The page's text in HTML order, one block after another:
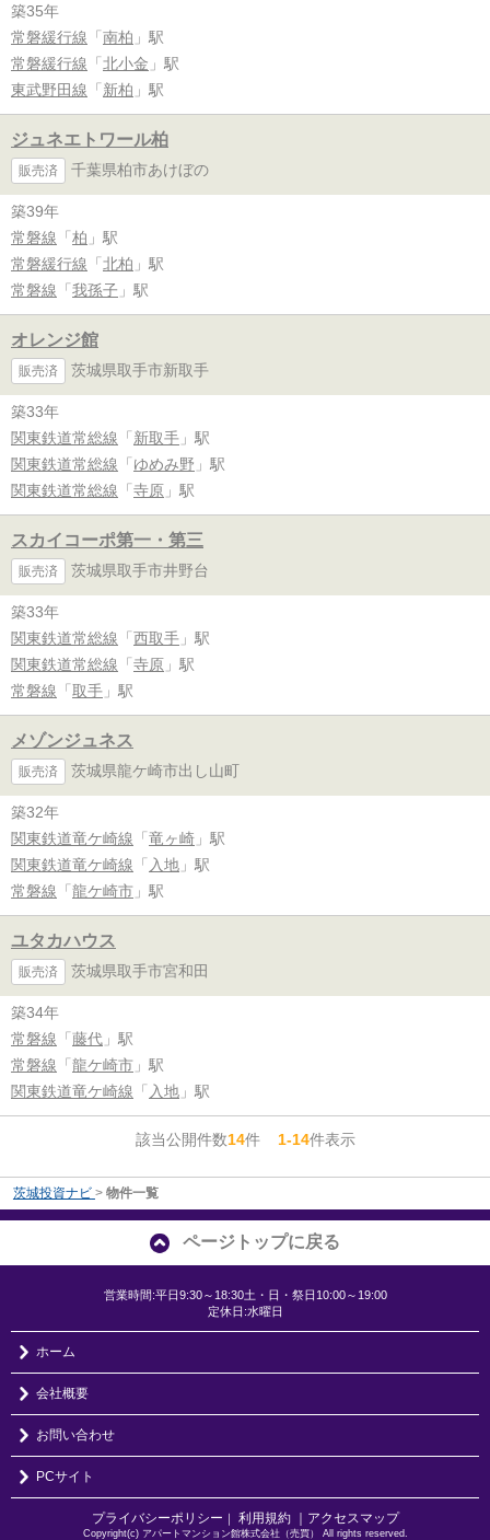
築35年
常磐緩行線 「 南柏 」駅
常磐緩行線 「 北小金 」駅
東武野田線 「 新柏 」駅
ジュネエトワール柏
販売済 千葉県柏市あけぼの
築39年
常磐線 「 柏 」駅
常磐緩行線 「 北柏 」駅
常磐線 「 我孫子 」駅
オレンジ館
販売済 茨城県取手市新取手
築33年
関東鉄道常総線 「 新取手 」駅
関東鉄道常総線 「 ゆめみ野 」駅
関東鉄道常総線 「 寺原 」駅
スカイコーポ第一・第三
販売済 茨城県取手市井野台
築33年
関東鉄道常総線 「 西取手 」駅
関東鉄道常総線 「 寺原 」駅
常磐線 「 取手 」駅
メゾンジュネス
販売済 茨城県龍ケ崎市出し山町
築32年
関東鉄道竜ケ崎線 「 竜ヶ崎 」駅
関東鉄道竜ケ崎線 「 入地 」駅
常磐線 「 龍ケ崎市 」駅
ユタカハウス
販売済 茨城県取手市宮和田
築34年
常磐線 「 藤代 」駅
常磐線 「 龍ケ崎市 」駅
関東鉄道竜ケ崎線 「 入地 」駅
該当公開件数14件1-14件表示
茨城投資ナビ > 物件一覧
ページトップに戻る
営業時間:平日9:30～18:30土・日・祭日10:00～19:00
定休日:水曜日
ホーム
会社概要
お問い合わせ
PCサイト
プライバシーポリシー ｜ 利用規約 ｜アクセスマップ
Copyright(c) アパートマンション館株式会社（売買） All rights reserved.